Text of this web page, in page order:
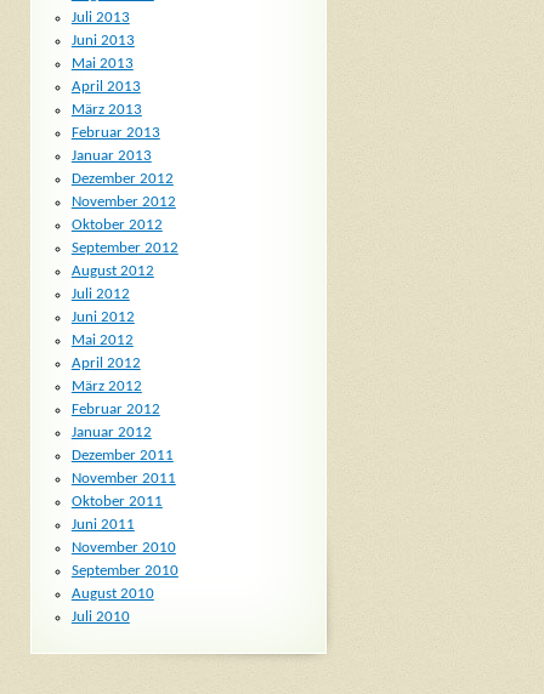
Juli 2013
Juni 2013
Mai 2013
April 2013
März 2013
Februar 2013
Januar 2013
Dezember 2012
November 2012
Oktober 2012
September 2012
August 2012
Juli 2012
Juni 2012
Mai 2012
April 2012
März 2012
Februar 2012
Januar 2012
Dezember 2011
November 2011
Oktober 2011
Juni 2011
November 2010
September 2010
August 2010
Juli 2010